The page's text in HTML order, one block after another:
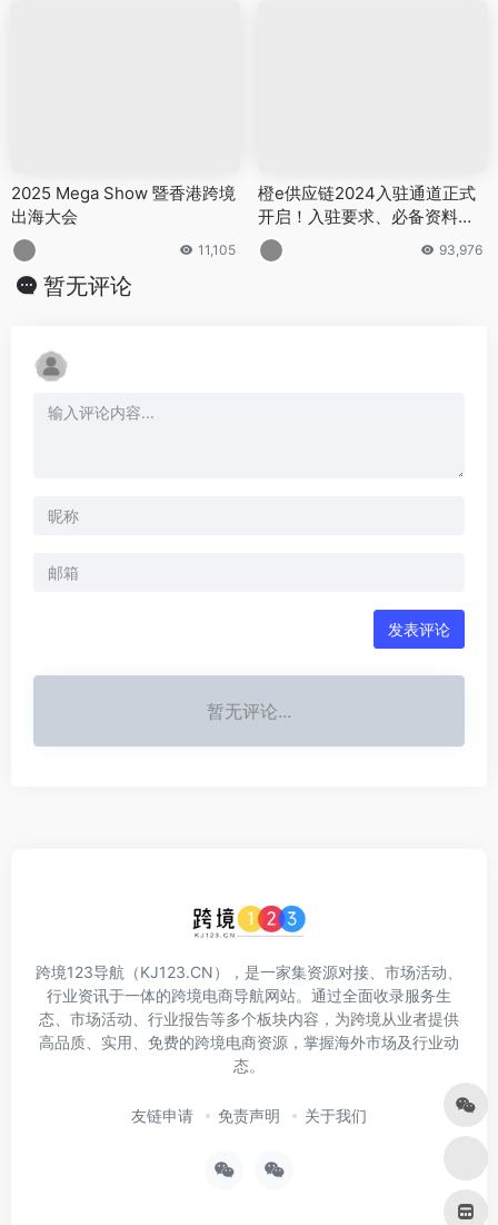
2025 Mega Show 暨香港跨境
出海大会
11,105
橙e供应链2024入驻通道正式
开启！入驻要求、必备资料、
热招品类一文详解！
93,976
暂无评论
发表评论
暂无评论...
跨境123导航（KJ123.CN），是一家集资源对接、市场活动、
行业资讯于一体的跨境电商导航网站。通过全面收录服务生
态、市场活动、行业报告等多个板块内容，为跨境从业者提供
高品质、实用、免费的跨境电商资源，掌握海外市场及行业动
态。
友链申请 免责声明 关于我们